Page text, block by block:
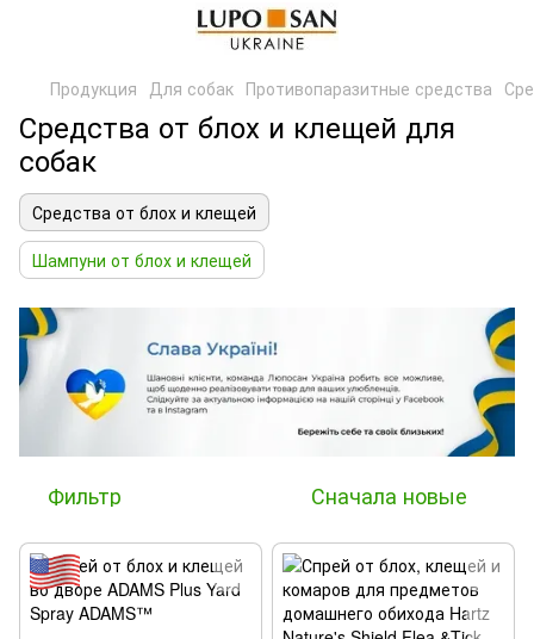
Продукция Для собак Противопаразитные средства
Средства от блох и клещей для
собак
Средства от блох и клещей
Шампуни от блох и клещей
Фильтр Сначала новые